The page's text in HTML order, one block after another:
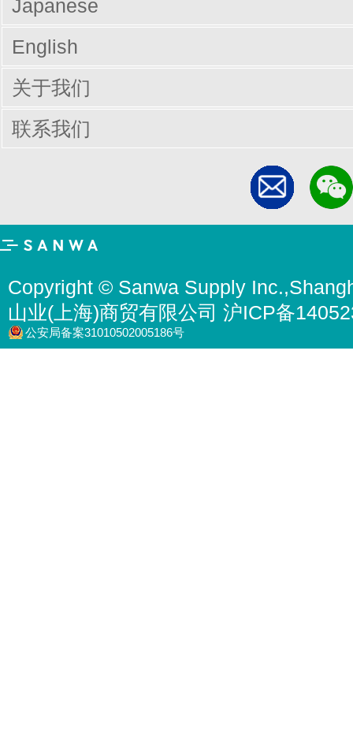
Japanese
English
关于我们
联系我们
Copyright © Sanwa Supply
山业(上海)商贸有限公司 沪ICP备
公安局备案31010502005186号